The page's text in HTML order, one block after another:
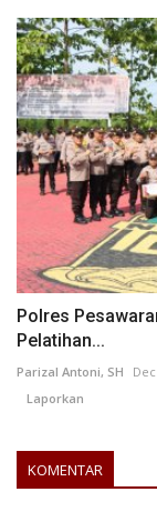
Polres
Pelatihan...
Parizal Antoni, SH
Laporkan
KOMENTAR